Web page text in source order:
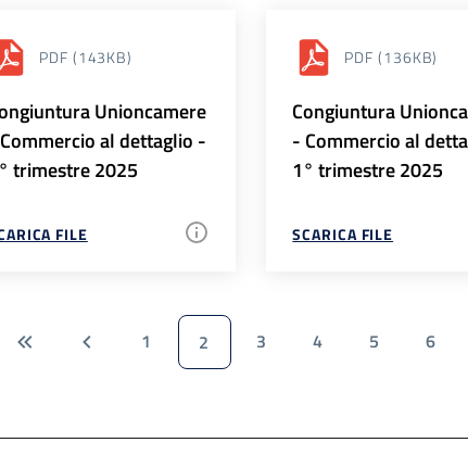
PDF (143KB)
Unioncamere
al dettaglio -
trimestre 2025
FILE
PDF (136KB)
Congiuntura
- Commercio al
1° trimestre 2025
SCARICA FILE
1 2 3 4 5 6